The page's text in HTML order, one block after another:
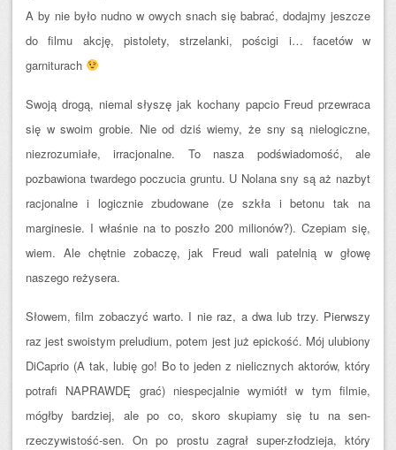
A by nie było nudno w owych snach się babrać, dodajmy jeszcze
do filmu akcję, pistolety, strzelanki, pościgi i… facetów w
garniturach
Swoją drogą, niemal słyszę jak kochany papcio Freud przewraca
się w swoim grobie. Nie od dziś wiemy, że sny są nielogiczne,
niezrozumiałe, irracjonalne. To nasza podświadomość, ale
pozbawiona twardego poczucia gruntu. U Nolana sny są aż nazbyt
racjonalne i logicznie zbudowane (ze szkła i betonu tak na
marginesie. I właśnie na to poszło 200 milionów?). Czepiam się,
wiem. Ale chętnie zobaczę, jak Freud wali patelnią w głowę
naszego reżysera.
Słowem, film zobaczyć warto. I nie raz, a dwa lub trzy. Pierwszy
raz jest swoistym preludium, potem jest już epickość. Mój ulubiony
DiCaprio (A tak, lubię go! Bo to jeden z nielicznych aktorów, który
potrafi NAPRAWDĘ grać) niespecjalnie wymiótł w tym filmie,
mógłby bardziej, ale po co, skoro skupiamy się tu na sen-
rzeczywistość-sen. On po prostu zagrał super-złodzieja, który